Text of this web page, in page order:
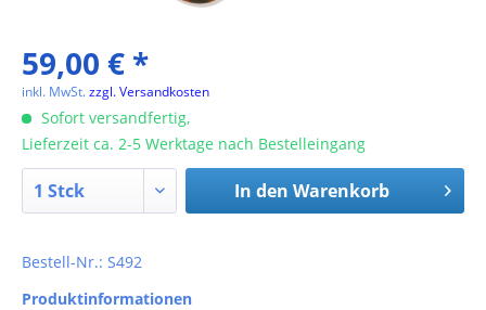
59,00 € *
inkl. MwSt.zzgl. Versandkosten
Sofort versandfertig,
Lieferzeit ca. 2-5 Werktage nach Bestelleingang
In den Warenkorb
Bestell-Nr.: S492
Produktinformationen